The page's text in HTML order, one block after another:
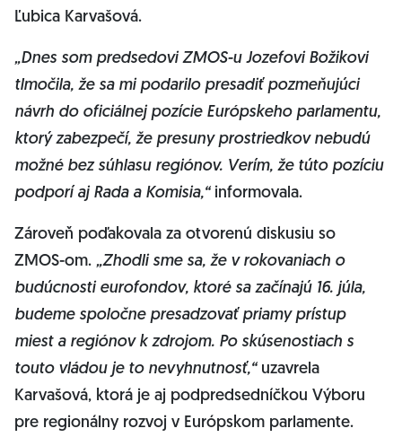
Ľubica Karvašová.
„Dnes som predsedovi ZMOS-u Jozefovi Božikovi
tlmočila, že sa mi podarilo presadiť pozmeňujúci
návrh do oficiálnej pozície Európskeho parlamentu,
ktorý zabezpečí, že presuny prostriedkov nebudú
možné bez súhlasu regiónov. Verím, že túto pozíciu
podporí aj Rada a Komisia,“informovala.
Zároveň poďakovala za otvorenú diskusiu so
ZMOS-om. „Zhodli sme sa, že v rokovaniach o
budúcnosti eurofondov, ktoré sa začínajú 16. júla,
budeme spoločne presadzovať priamy prístup
miest a regiónov k zdrojom. Po skúsenostiach s
touto vládou je to nevyhnutnosť,“uzavrela
Karvašová, ktorá je aj podpredsedníčkou Výboru
pre regionálny rozvoj v Európskom parlamente.